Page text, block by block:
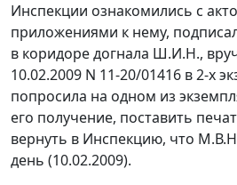
Инспекции ознакомились с
приложениями к нему,
в коридоре догнала Ш.И.Н.,
10.02.2009 N 11-20/01416 в 2-х
попросила на одном из
его получение, поставить
вернуть в Инспекцию, что
день (10.02.2009).